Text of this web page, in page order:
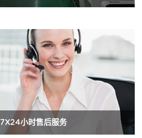
7X24小时售后服务